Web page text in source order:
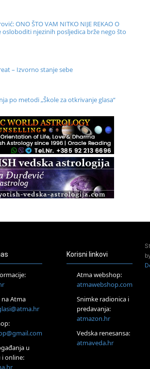
ONO ŠTO VAM NITKO NIJE REKAO O
osloboditi njezinih posljedica brže nego što
– Izvorno stanje sebe
po metodi „Škole za otkrivanje glasa“
iz drugih dimenzija Online – otvoreno za
tečaj, Zagreb i Online
otpusti stres
razvijanja intuicije i Akaša zapisa
Vibracije Nove Zemlje
– Jednodnevna radionica sistemskih
na Atma
u
online:
Korisni linkovi
Atma webshop:
atmawebshop.com
Snimke radionica i
predavanja:
atmazon.hr
Vedska renesansa:
atmaveda.hr